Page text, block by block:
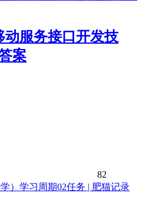
动服务接口开发技
案
82